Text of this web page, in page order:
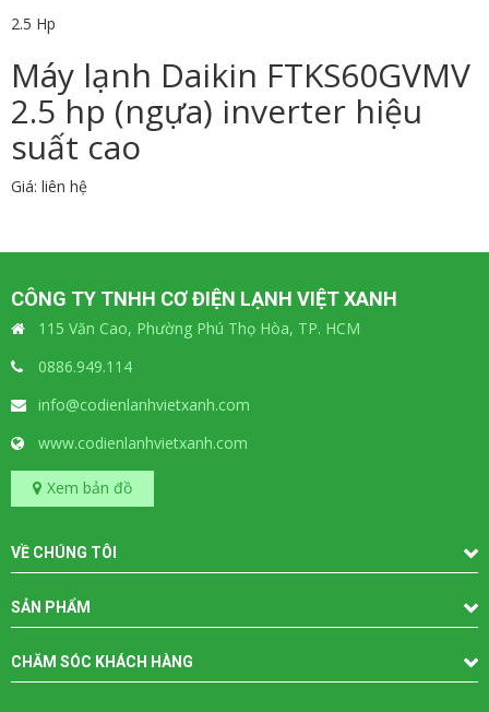
2.5 Hp
Máy lạnh Daikin FTKS60GVMV
2.5 hp (ngựa) inverter hiệu
suất cao
Giá: liên hệ
CÔNG TY TNHH CƠ ĐIỆN LẠNH VIỆT XANH
115 Văn Cao, Phường Phú Thọ Hòa, TP. HCM
0886.949.114
info@codienlanhvietxanh.com
www.codienlanhvietxanh.com
Xem bản đồ
VỀ CHÚNG TÔI
SẢN PHẨM
CHĂM SÓC KHÁCH HÀNG